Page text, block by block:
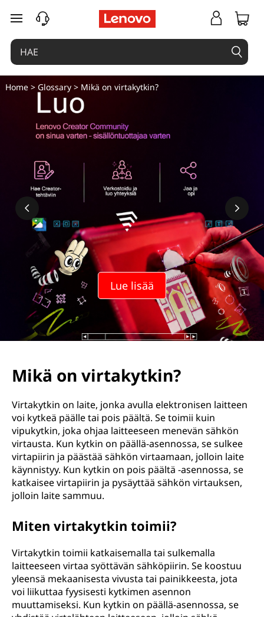
W
h
a
t
w
h
siirry pääsisältöön
Lue lisää
Home> Glossary> Mikä on virtakytkin?
Mikä on virtakytkin?
Virtakytkin on laite, jonka avulla elektronisen laitteen
voi kytkeä päälle tai pois päältä. Se toimii kuin
vipukytkin, joka ohjaa laitteeseen menevän sähkön
virtausta. Kun kytkin on päällä-asennossa, se sulkee
virtapiirin ja päästää sähkön virtaamaan, jolloin laite
käynnistyy. Kun kytkin on pois päältä -asennossa, se
katkaisee virtapiirin ja pysäyttää sähkön virtauksen,
jolloin laite sammuu.
Miten virtakytkin toimii?
Virtakytkin toimii katkaisemalla tai sulkemalla
laitteeseen virtaa syöttävän sähköpiirin. Se koostuu
yleensä mekaanisesta vivusta tai painikkeesta, jota
voi liikuttaa fyysisesti kytkimen asennon
muuttamiseksi. Kun kytkin on päällä-asennossa, se